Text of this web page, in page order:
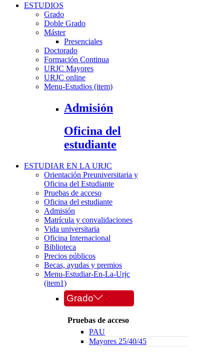
ESTUDIOS
Grado
Doble Grado
Máster
Presenciales
Doctorado
Formación Continua
URJC Mayores
URJC online
Menu-Estudios (item)
Admisión
Oficina del
estudiante
ESTUDIAR EN LA URJC
Orientación Preuniversitaria y
Oficina del Estudiante
Pruebas de acceso
Oficina del estudiante
Admisión
Matrícula y convalidaciones
Vida universitaria
Oficina Internacional
Biblioteca
Precios públicos
Becas, ayudas y premios
Menu-Estudiar-En-La-Urjc
(item1)
Grado
Pruebas de acceso
PAU
Mayores 25/40/45